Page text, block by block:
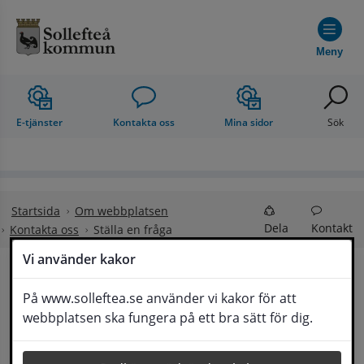
Vi använder kakor
På www.solleftea.se använder vi kakor för att
webbplatsen ska fungera på ett bra sätt för dig.
Meny
E-tjänster Kontakta oss Mina sidor Sök
Startsida
Om webbplatsen
Kontakta oss
Ställa en fråga Dela Kontakt
Ställa en fråga
Om din fråga är omfattande kan det bli aktuellt